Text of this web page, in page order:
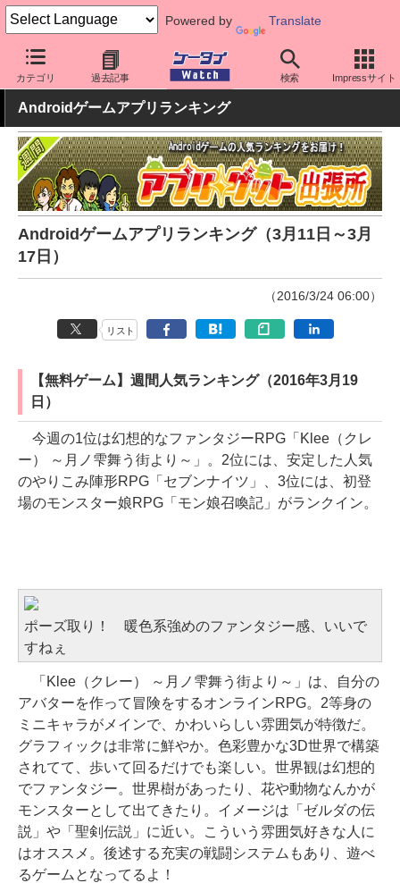
Powered by Translate
カテゴリ 過去記事 検索 Impressサイト
ケータイ Watch 業界動向 調査
Androidゲームアプリランキング
Androidゲームアプリランキング（3月11日～3月
17日）
（2016/3/24 06:00）
リスト
【無料ゲーム】週間人気ランキング（2016年3月19
日）
今週の1位は幻想的なファンタジーRPG「Klee（クレ
ー） ～月ノ雫舞う街より～」。2位には、安定した人気
のやりこみ陣形RPG「セブンナイツ」、3位には、初登
場のモンスター娘RPG「モン娘召喚記」がランクイン。
ポーズ取り！ 暖色系強めのファンタジー感、いいで
すねぇ
「Klee（クレー） ～月ノ雫舞う街より～」は、自分の
アバターを作って冒険をするオンラインRPG。2等身の
ミニキャラがメインで、かわいらしい雰囲気が特徴だ。
グラフィックは非常に鮮やか。色彩豊かな3D世界で構築
されてて、歩いて回るだけでも楽しい。世界観は幻想的
でファンタジー。世界樹があったり、花や動物なんかが
モンスターとして出てきたり。イメージは「ゼルダの伝
説」や「聖剣伝説」に近い。こういう雰囲気好きな人に
はオススメ。後述する充実の戦闘システムもあり、遊べ
るゲームとなってるよ！